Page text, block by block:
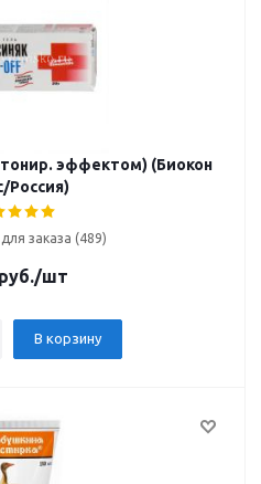
эффектом) (Биокон
Россия)
заказа (489)
руб./шт
В корзину